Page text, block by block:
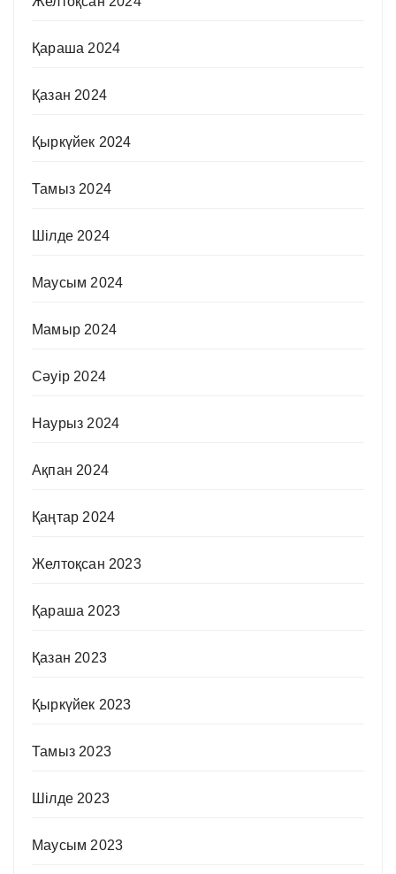
Қараша 2024
Қазан 2024
Қыркүйек 2024
Тамыз 2024
Шілде 2024
Маусым 2024
Мамыр 2024
Сәуір 2024
Наурыз 2024
Ақпан 2024
Қаңтар 2024
Желтоқсан 2023
Қараша 2023
Қазан 2023
Қыркүйек 2023
Тамыз 2023
Шілде 2023
Маусым 2023